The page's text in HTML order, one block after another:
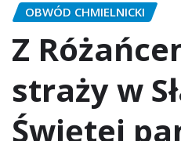
OBWÓD CHMIELNICKI
Z
straży w
Świętej